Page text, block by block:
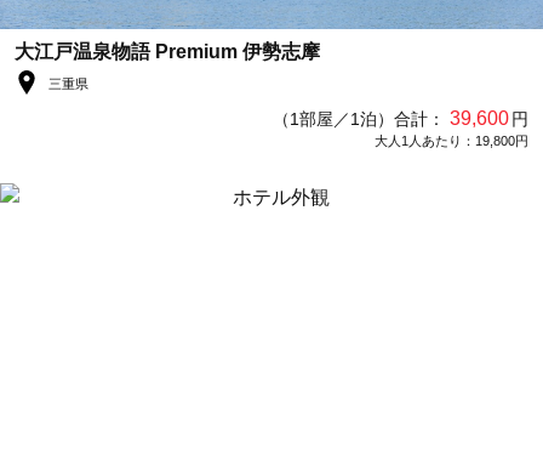
大江戸温泉物語 Premium 伊勢志摩
三重県
（1部屋／1泊）合計： 39,600円
大人1人あたり：19,800円